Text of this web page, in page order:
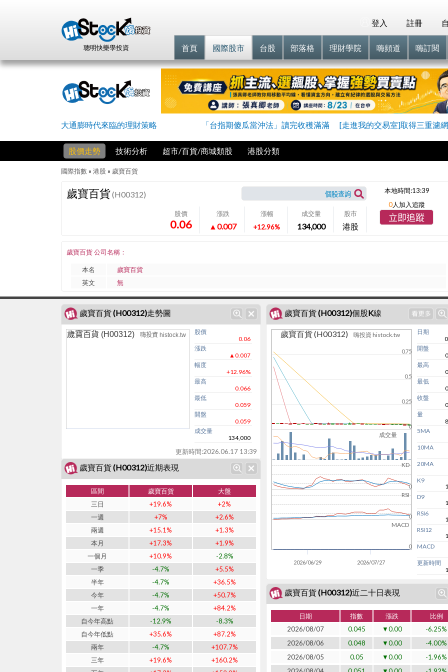
聰明快樂學投資
註冊
登入
首頁 國際股市 台股 部落格 理財學院 嗨頻道 嗨訂閱
大通膨時代來臨的理財策略 「台指期傻瓜當沖法」讀完收穫滿滿 [走進我的交易室]取得三重濾
股價走勢 技術分析 超市/百貨/商城類股 港股分類
國際指數 » 港股 » 歲寶百貨
歲寶百貨(H00312)
股價
0.06
漲跌
▲0.007
漲幅
+12.96%
成交量
134,000
股市
港股
本地時間:13:39
0人加入追蹤
立即追蹤
歲寶百貨 公司名稱：
本名
歲寶百貨
英文
無
歲寶百貨 (H00312)走勢圖
歲寶百貨 (H00312) 嗨投資 histock.tw
股價
0.06
漲跌
▲0.007
幅度
+12.96%
最高
0.066
最低
0.059
開盤
0.059
成交量
134,000
更新時間:2026.06.17 13:39
歲寶百貨 (H00312)個股K線
成交量
KD
RSI
MACD
歲寶百貨 (H00312) 嗨投資 histock.tw
2026/06/29 2026/07/27
0
0.25
0.5
0.75
0
0
0
日期
開盤
最高
最低
收盤
量
5MA
10MA
20MA
K9
D9
RSI6
RSI12
MACD
更新時間
歲寶百貨 (H00312)近期表現
區間 歲寶百貨
大盤
三日
+19.6%
+2%
一週
+7%
+2.6%
兩週
+15.1%
+1.3%
本月
+17.3%
+1.9%
一個月
+10.9%
-2.8%
一季
-4.7%
+5.5%
半年
-4.7%
+36.5%
今年
-4.7%
+50.7%
一年
-4.7%
+84.2%
自今年高點
-12.9%
-8.3%
自今年低點
+35.6%
+87.2%
兩年
-4.7%
+107.7%
三年
+19.6%
+160.2%
歲寶百貨 (H00312)近二十日表現
日期 指數 漲跌
比例
2026/08/07
0.045 ▼0.00
-6.25%
2026/08/06
0.048 ▼0.00
-4.00%
2026/08/05
0.05 ▼0.00
-1.96%